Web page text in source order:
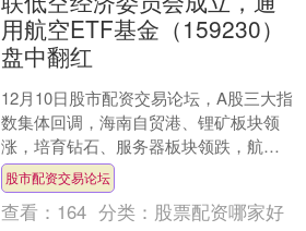
用航空ETF基金（159230）
盘中翻红
12月10日股市配资交易论坛，A股三大指
数集体回调，海南自贸港、锂矿板块领
涨，培育钻石、服务器板块领跌，航空
航天、通用航空早盘探底回升，截至午
间收盘，通用航空E....
股市配资交易论坛
查看： 164 分类： 股票配资哪家好